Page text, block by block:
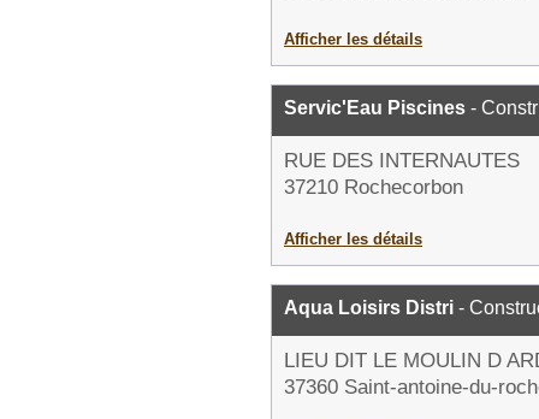
Afficher les détails
Servic'Eau Piscines -
RUE DES INTERNAUTES
37210 Rochecorbon
Afficher les détails
Aqua Loisirs Distri -
LIEU DIT LE MOULIN D
37360 Saint-antoine-du-